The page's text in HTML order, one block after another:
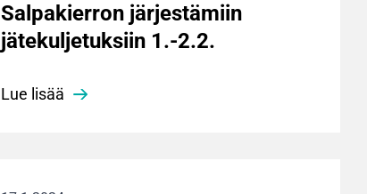
Salpakierron järjestämiin
jätekuljetuksiin 1.-2.2.
Lue lisää